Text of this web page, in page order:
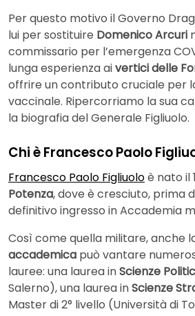
Per questo motivo il Governo
lui per sostituire Domenico Arcuri
commissario per l’emergenza
lunga esperienza aivertici delle
offrire un contributo cruciale per
vaccinale. Ripercorriamo la sua
la biografia del Generale Figliuolo.
Chi è Francesco Paolo
Francesco Paolo Figliuoloè nato il
Potenza, dove è cresciuto, prima
definitivo ingresso in Accademia
Così come quella militare, anche
accademica può vantare
lauree: una laurea inScienze
Salerno), una laurea inScienze
Master di 2° livello (Università di